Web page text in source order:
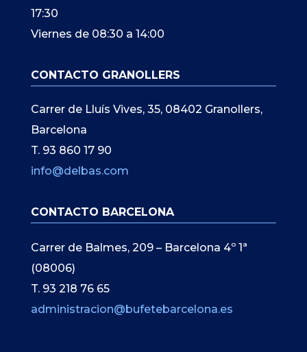
17:30
Viernes de 08:30 a 14:00
CONTACTO GRANOLLERS
Carrer de Lluís Vives, 35, 08402 Granollers,
Barcelona
T. 93 860 17 90
info@delbas.com
CONTACTO BARCELONA
Carrer de Balmes, 209 – Barcelona 4º 1ª
(08006)
T. 93 218 76 65
administracion@bufetebarcelona.es